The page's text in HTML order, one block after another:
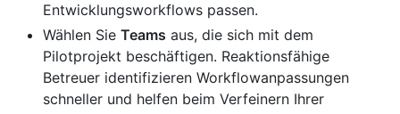
Entwicklungsworkflows passen.
Wählen Sie Teams aus, die sich mit dem
Pilotprojekt beschäftigen. Reaktionsfähige
Betreuer identifizieren Workflowanpassungen
schneller und helfen beim Verfeinern Ihrer